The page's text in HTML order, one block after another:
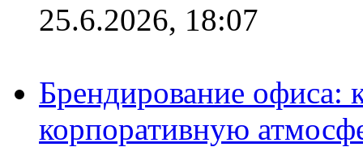
25.6.2026, 18:07
Брендирование офиса:
корпоративную